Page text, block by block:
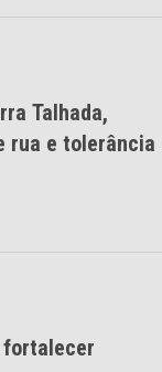
Talhada,
rua e tolerância
fortalecer